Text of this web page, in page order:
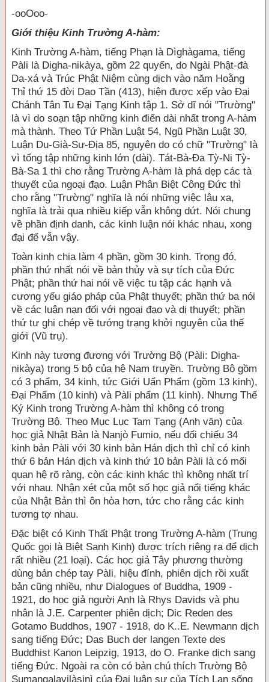
-ooOoo-
Giới thiệu Kinh Trường A-hàm:
Kinh Trường A-hàm, tiếng Phạn là Dìghàgama, tiếng
Pàli là Digha-nikàya, gồm 22 quyển, do Ngài Phật-đà
Da-xá và Trúc Phật Niệm cùng dịch vào năm Hoằng
Thỉ thứ 15 đời Dao Tần (413), hiện được xếp vào Đại
Chánh Tân Tu Đại Tạng Kinh tập 1. Sở dĩ nói "Trường"
là vì do soạn tập những kinh điển dài nhất trong A-hàm
mà thành. Theo Tứ Phần Luật 54, Ngũ Phần Luật 30,
Luận Du-Già-Sư-Địa 85, nguyên do có chữ "Trường" là
vì tổng tập những kinh lớn (dài). Tát-Bà-Đa Tỳ-Ni Tỳ-
Bà-Sa 1 thì cho rằng Trường A-hàm là phá dẹp các tà
thuyết của ngoại đạo. Luận Phân Biệt Công Đức thì
cho rằng "Trường" nghĩa là nói những việc lâu xa,
nghĩa là trải qua nhiều kiếp vẫn không dứt. Nói chung
về phần định danh, các kinh luận nói khác nhau, xong
đại để vẫn vậy.
Toàn kinh chia làm 4 phần, gồm 30 kinh. Trong đó,
phần thứ nhất nói về bản thủy và sự tích của Đức
Phật; phần thứ hai nói về việc tu tập các hạnh và
cương yếu giáo pháp của Phật thuyết; phần thứ ba nói
về các luận nạn đối với ngoại đạo và dị thuyết; phần
thứ tư ghi chép về tướng trạng khởi nguyên của thế
giới (Vũ trụ).
Kinh này tương đương với Trường Bộ (Pàli: Digha-
nikàya) trong 5 bộ của hệ Nam truyền. Trường Bộ gồm
có 3 phẩm, 34 kinh, tức Giới Uẩn Phẩm (gồm 13 kinh),
Đại Phẩm (10 kinh) và Pàli phẩm (11 kinh). Nhưng Thế
Ký Kinh trong Trường A-hàm thì không có trong
Trường Bộ. Theo Mục Lục Tam Tạng (Anh văn) của
học giả Nhật Bản là Nanjò Fumio, nếu đối chiếu 34
kinh bản Pàli với 30 kinh bản Hán dịch thì chỉ có kinh
thứ 6 bản Hán dịch và kinh thứ 10 bản Pàli là có mối
quan hệ rõ ràng, còn các kinh khác thì không nhất trí
với nhau. Nhận xét của một số học giả nổi tiếng khác
của Nhật Bản thì ôn hòa hơn, tức cho rằng các kinh
tương tợ nhau.
Đặc biệt có Kinh Thất Phật trong Trường A-hàm (Trung
Quốc gọi là Biệt Sanh Kinh) được trích riêng ra để dịch
rất nhiều (21 loại). Các học giả Tây phương thường
dùng bản chép tay Pàli, hiệu đính, phiên dịch rồi xuất
bản cũng nhiều, như Dialogues of Buddha, 1909 -
1921, do học giả người Anh là Rhys Davids và phu
nhân là J.E. Carpenter phiên dịch; Dic Reden des
Gotamo Buddhos, 1907 - 1918, do K..E. Newmann dịch
sang tiếng Đức; Das Buch der langen Texte des
Buddhist Kanon Leipzig, 1913, do O. Franke dịch sang
tiếng Đức. Ngoài ra còn có bản chú thích Trường Bộ
Sumangalavilàsinì của Đại luận sư của Tích Lan sống